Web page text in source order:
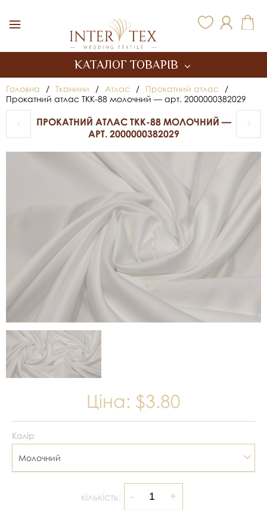
КАТАЛОГ ТОВАРІВ
Головна / Тканини / Атлас / Прокатний атлас
/
Прокатний атлас TKK-88 молочний — арт. 2000000382029
ПРОКАТНИЙ АТЛАС TKK-88 МОЛОЧНИЙ —
АРТ. 2000000382029
Ціна: $3.80
Колір
Молочний
кількість: